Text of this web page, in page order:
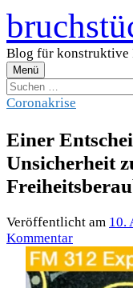
Zum
Inhalt
überspringen
Blog für konstruktive
Menü
Suchen
nach:
Coronakrise
Einer
Unsicherheit
Veröffentlicht am 10.
Kommentar